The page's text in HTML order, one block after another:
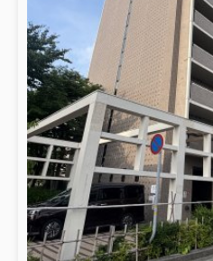
金沢不動産売却センターでは、
各仕業との連携により
幅広くお客様の不安や悩みを解決
残置物の撤去対応等の対応も可
売却や購入のご相談・ご依頼は
ム】からお気軽にどうぞ。
0010
売却の第一歩は、価格を知る